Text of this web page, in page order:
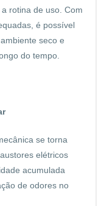
rotina de uso. Com
é possível
seco e
do tempo.
se torna
elétricos
acumulada
de odores no